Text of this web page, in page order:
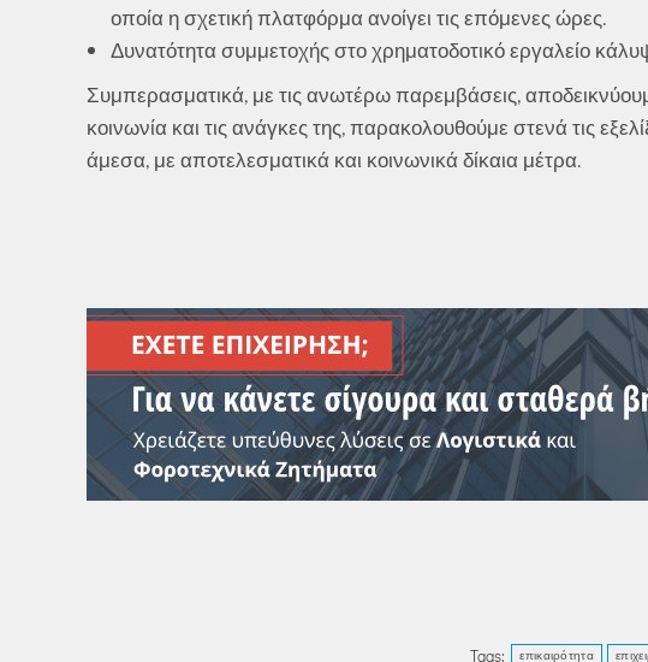
οποία η σχετική πλατφόρμα ανοίγει τις επόμενες ώρες.
Δυνατότητα συμμετοχής στο χρηματοδοτικό εργαλείο
Συμπερασματικά, με τις ανωτέρω παρεμβάσεις,
κοινωνία και τις ανάγκες της, παρακολουθούμε στενά τις
άμεσα, με αποτελεσματικά και κοινωνικά δίκαια μέτρα.
Tags: επικαιρότητα